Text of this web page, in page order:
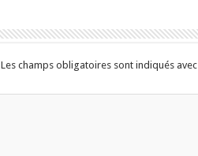
Les champs obligatoires sont indiqués avec